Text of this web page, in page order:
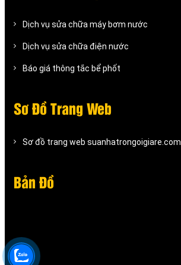
Dịch vụ sửa chữa máy bơm nước
Dịch vụ sửa chữa điện nước
Báo giá thông tắc bể phốt
Sơ Đồ Trang Web
Sơ đồ trang web suanhatrongoigiare.com
Bản Đồ